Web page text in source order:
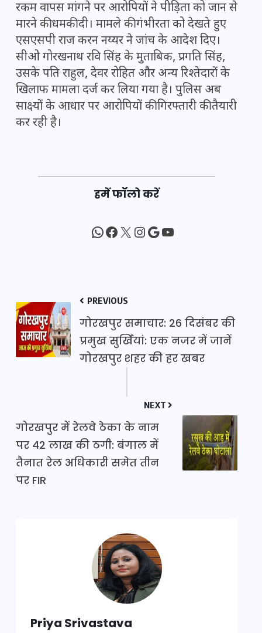
रकम वापस मांगने पर आरोपियों ने पीड़िता को जान से
मारने की धमकी दी। मामले की गंभीरता को देखते हुए
एसएसपी राज करन नय्यर ने जांच के आदेश दिए।
सीओ गोरखनाथ रवि सिंह के मुताबिक, प्रगति सिंह,
उसके पति राहुल, देवर रोहित और अन्य रिश्तेदारों के
खिलाफ मामला दर्ज कर लिया गया है। पुलिस अब
साक्ष्यों के आधार पर आरोपियों की गिरफ्तारी की तैयारी
कर रही है।
हमें फॉलो करें
WhatsApp
Facebook
X Instagram
Google
YouTube
PREVIOUS
गोरखपुर समाचार: 26 दिसंबर की
प्रमुख सुर्खियां: एक नजर में जानें
गोरखपुर शहर की हर खबर
NEXT
गोरखपुर में रेलवे ठेका के नाम
पर 42 लाख की ठगी: बंगाल में
तैनात रेल अधिकारी समेत तीन
पर FIR
Priya Srivastava